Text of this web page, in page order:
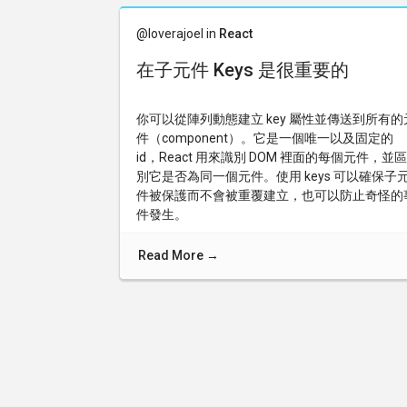
@loverajoel in React
在子元件 Keys 是很重要的
你可以從陣列動態建立 key 屬性並傳送到所有的
件（component）。它是一個唯一以及固定的
id，React 用來識別 DOM 裡面的每個元件，並區
別它是否為同一個元件。使用 keys 可以確保子
件被保護而不會被重覆建立，也可以防止奇怪的
件發生。
Read More →